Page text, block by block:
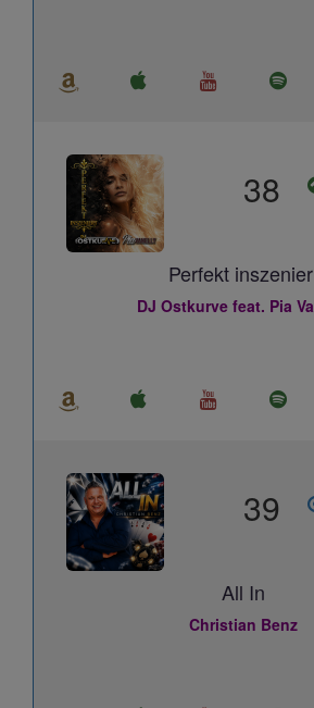
38
Perfekt
DJ Ostkurve feat. Pia
39
All In
Christian Benz